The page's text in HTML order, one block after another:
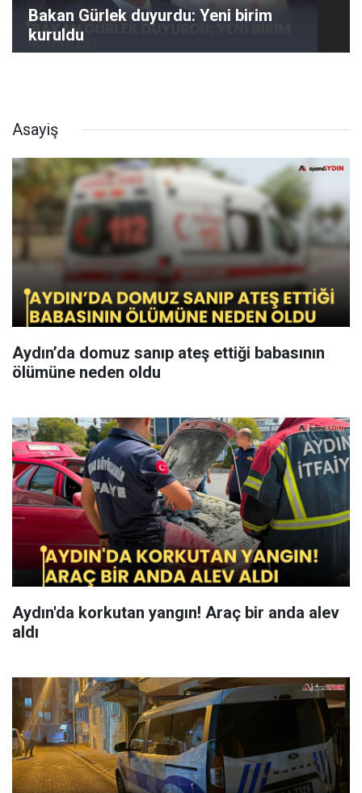
Bakan Gürlek duyurdu: Yeni birim
kuruldu
Asayiş
Aydın’da domuz sanıp ateş ettiği babasının
ölümüne neden oldu
Aydın'da korkutan yangın! Araç bir anda alev
aldı